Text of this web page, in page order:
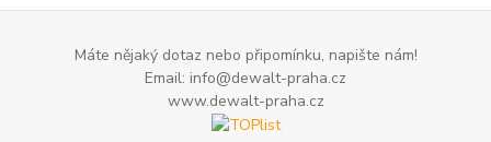
Máte nějaký dotaz nebo připomínku, napište nám!
Email: info@dewalt-praha.cz
www.dewalt-praha.cz